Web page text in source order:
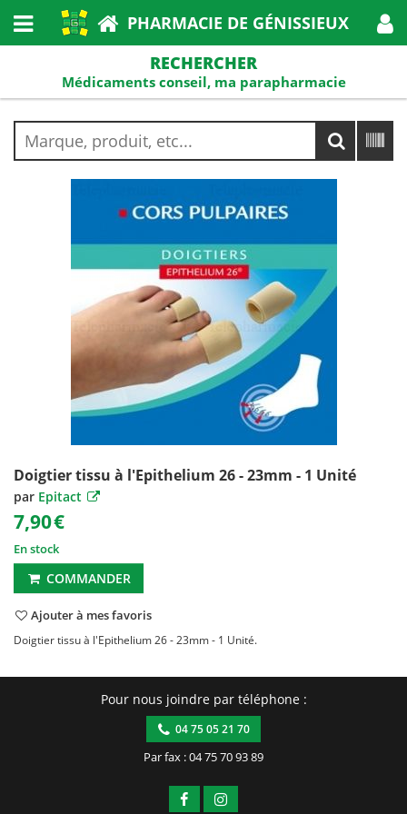
PHARMACIE DE GÉNISSIEUX
RECHERCHER
Médicaments conseil, ma parapharmacie
Doigtier tissu à l'Epithelium 26 - 23mm - 1 Unité
par Epitact
7,90€
En stock
COMMANDER
Ajouter à mes favoris
Doigtier tissu à l'Epithelium 26 - 23mm - 1 Unité.
Pour nous joindre par téléphone :
04 75 05 21 70
Par fax : 04 75 70 93 89